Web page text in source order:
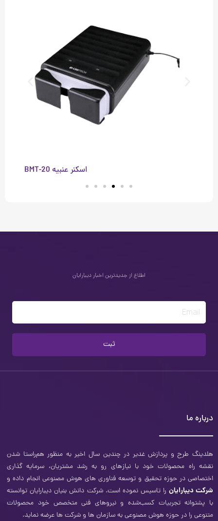
اسکنر عنبیه BMT-20
اطلاع از جدیدترین اخبار دیبارایان
Email
ثبت
درباره ما
هلدینگ طرح و‌ پردازش غدیر در چندین سال اخیر به منظور هم‌راستا شدن
نقشه راه محصولات خود با نیازهای رو به رشد مشتریان، سرمایه ‌گذاری
اختصاصی در حوزه تحقیق و توسعه فناوری­ های هوش مصنوعی انجام داده و
شرکت دیبارایان را تاسیس نموده است. شرکت دانش بنیان دیبارایان توانسته
با پشتوانه تجربیات کسب‌شده و نیروهای فنی متخصص خود محصولات
متنوعی را در حوزه هوش مصنوعی به سازمان‌ ها و شرکت ­ها عرضه نماید.